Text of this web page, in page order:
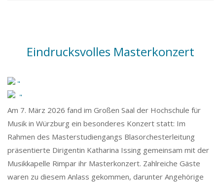
Eindrucksvolles Masterkonzert
Am 7. März 2026 fand im Großen Saal der Hochschule für
Musik in Würzburg ein besonderes Konzert statt: Im
Rahmen des Masterstudiengangs Blasorchesterleitung
präsentierte Dirigentin Katharina Issing gemeinsam mit der
Musikkapelle Rimpar ihr Masterkonzert. Zahlreiche Gäste
waren zu diesem Anlass gekommen, darunter Angehörige